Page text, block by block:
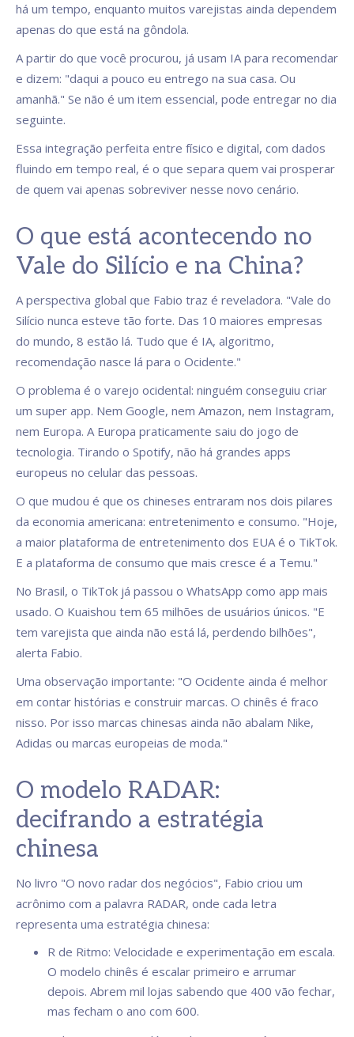
há um tempo, enquanto muitos varejistas ainda dependem
apenas do que está na gôndola.
A partir do que você procurou, já usam IA para recomendar
e dizem: "daqui a pouco eu entrego na sua casa. Ou
amanhã." Se não é um item essencial, pode entregar no dia
seguinte.
Essa integração perfeita entre físico e digital, com dados
fluindo em tempo real, é o que separa quem vai prosperar
de quem vai apenas sobreviver nesse novo cenário.
O que está acontecendo no
Vale do Silício e na China?
A perspectiva global que Fabio traz é reveladora. "Vale do
Silício nunca esteve tão forte. Das 10 maiores empresas
do mundo, 8 estão lá. Tudo que é IA, algoritmo,
recomendação nasce lá para o Ocidente."
O problema é o varejo ocidental: ninguém conseguiu criar
um super app. Nem Google, nem Amazon, nem Instagram,
nem Europa. A Europa praticamente saiu do jogo de
tecnologia. Tirando o Spotify, não há grandes apps
europeus no celular das pessoas.
O que mudou é que os chineses entraram nos dois pilares
da economia americana: entretenimento e consumo. "Hoje,
a maior plataforma de entretenimento dos EUA é o TikTok.
E a plataforma de consumo que mais cresce é a Temu."
No Brasil, o TikTok já passou o WhatsApp como app mais
usado. O Kuaishou tem 65 milhões de usuários únicos. "E
tem varejista que ainda não está lá, perdendo bilhões",
alerta Fabio.
Uma observação importante: "O Ocidente ainda é melhor
em contar histórias e construir marcas. O chinês é fraco
nisso. Por isso marcas chinesas ainda não abalam Nike,
Adidas ou marcas europeias de moda."
O modelo RADAR:
decifrando a estratégia
chinesa
No livro "O novo radar dos negócios", Fabio criou um
acrônimo com a palavra RADAR, onde cada letra
representa uma estratégia chinesa:
R de Ritmo: Velocidade e experimentação em escala.
O modelo chinês é escalar primeiro e arrumar
depois. Abrem mil lojas sabendo que 400 vão fechar,
mas fecham o ano com 600.